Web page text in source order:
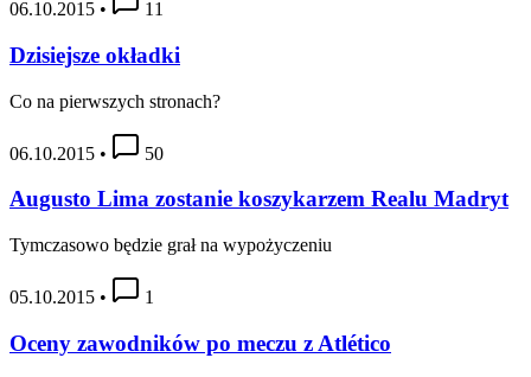
06.10.2015 • 11
Dzisiejsze okładki
Co na pierwszych stronach?
06.10.2015 • 50
Augusto Lima zostanie koszykarzem Realu Madryt
Tymczasowo będzie grał na wypożyczeniu
05.10.2015 • 1
Oceny zawodników po meczu z Atlético